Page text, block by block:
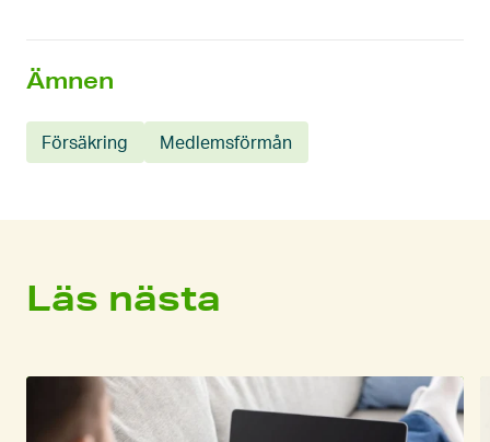
Ämnen
Försäkring Medlemsförmån
Läs nästa